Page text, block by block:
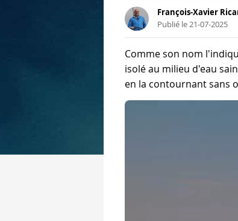
François-Xavier
Publié le 21-07-2025
Comme son nom
isolé au milieu d'eau
en la contournant sans